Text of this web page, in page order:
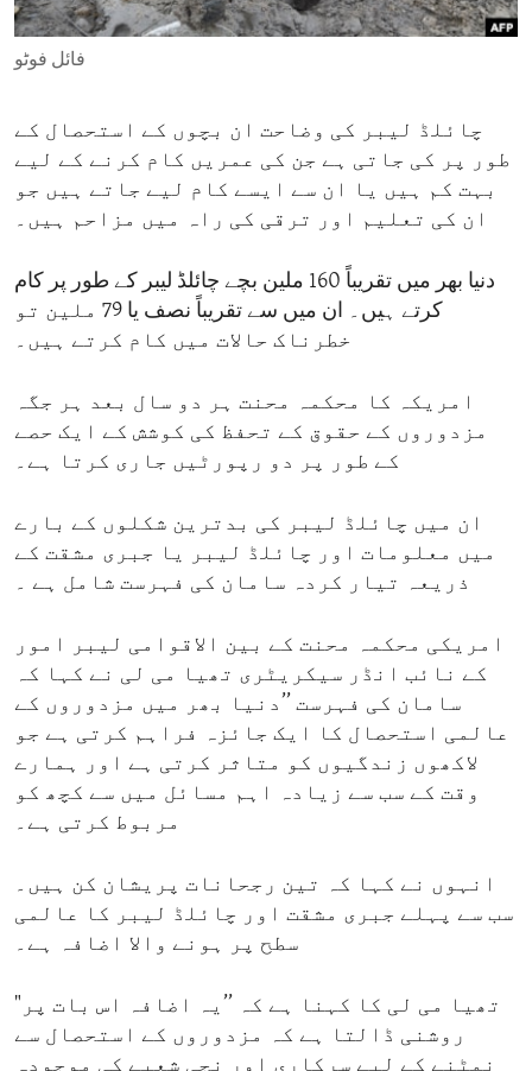
ENVIRONMENT AND HEALTH
IDEALS AND INSTITUTIONS
فائل فوٹو
چائلڈ لیبر کی وضاحت ان بچوں کے استحصال کے
طور پر کی جاتی ہے جن کی عمریں کام کرنے کے لیے
بہت کم ہیں یا ان سے ایسے کام لیے جاتے ہیں جو
ان کی تعلیم اور ترقی کی راہ میں مزاحم ہیں۔
دنیا بھر میں تقریباً 160 ملین بچے چائلڈ لیبر کے طور پر کام
کرتے ہیں۔ ان میں سے تقریباً نصف یا 79 ملین تو
خطرناک حالات میں کام کرتے ہیں۔
امریکہ کا محکمہ محنت ہر دو سال بعد ہر جگہ
مزدوروں کے حقوق کے تحفظ کی کوشش کے ایک حصے
کے طور پر دو رپورٹیں جاری کرتا ہے۔
ان میں چائلڈ لیبر کی بدترین شکلوں کے بارے
میں معلومات اور چائلڈ لیبر یا جبری مشقت کے
ذریعہ تیار کردہ سامان کی فہرست شامل ہے ۔
امریکی محکمہ محنت کے بین الاقوامی لیبر امور
کے نائب انڈر سیکریٹری تھیا می لی نے کہا کہ
سامان کی فہرست ’’دنیا بھر میں مزدوروں کے
عالمی استحصال کا ایک جائزہ فراہم کرتی ہے جو
لاکھوں زندگیوں کو متاثر کرتی ہے اور ہمارے
وقت کے سب سے زیادہ اہم مسائل میں سے کچھ کو
مربوط کرتی ہے۔
انہوں نے کہا کہ تین رجحانات پریشان کن ہیں۔
سب سے پہلے جبری مشقت اور چائلڈ لیبر کا عالمی
سطح پر ہونے والا اضافہ ہے۔
"تھیا می لی کا کہنا ہے کہ ’’یہ اضافہ اس بات پر
روشنی ڈالتا ہے کہ مزدوروں کے استحصال سے
نمٹنے کے لیے سرکاری اور نجی شعبے کی موجودہ